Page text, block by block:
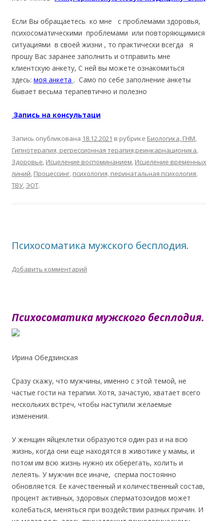
Если Вы обращаетесь ко мне с проблемами здоровья,
психосоматическими проблемами или повторяющимися
ситуациями в своей жизни , то практически всегда я
прошу Вас заранее заполнить и отправить мне
клиентскую анкету, С ней вы можете ознакомиться
здесь: моя анкета . Само по себе заполнение анкеты
бывает весьма терапевтично и полезно
Запись на консультаци
Запись опубликована 18.12.2021 в рубрике Биологика, ГНМ,
Гипнотерапия, регрессионная терапия,реинкарнационика,
Здоровье, Исцеление воспоминанием, Исцеление временных
линий, Процессинг, психология, перинатальная психология,
ТВУ, ЭОТ.
Психосоматика мужского бесплодия.
Добавить комментарий
Психосоматика мужского бесплодия.
Ирина Обедзинская
Сразу скажу, что мужчины, именно с этой темой, не
частые гости на терапии. Хотя, зачастую, хватает всего
нескольких встреч, чтобы наступили желаемые
изменения.
У женщин яйцеклетки образуются один раз и на всю
жизнь, когда они еще находятся в животике у мамы, и
потом им всю жизнь нужно их оберегать, холить и
лелеять. У мужчин все иначе, сперма постоянно
обновляется. Ее качественный и количественный состав,
процент активных, здоровых сперматозоидов может
колебаться, меняться при воздействии разных причин. И